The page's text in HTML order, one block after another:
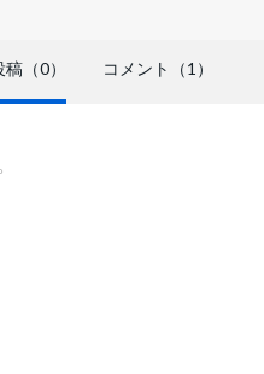
稿（0） コメント（1）